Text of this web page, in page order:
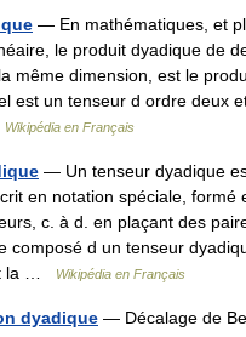
— En mathématiques, et
le produit dyadique de
même dimension, est le
est un tenseur d ordre deux
Wikipédia en Français
— Un tenseur dyadique
en notation spéciale, formé
c. à d. en plaçant des
composé d un tenseur
la …
Wikipédia en Français
dyadique — Décalage de